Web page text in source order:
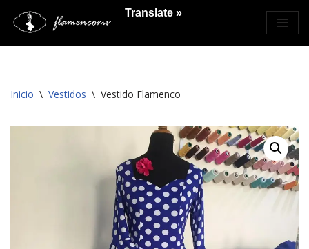
Saltar
Inicio \ Vestidos \ Vestido Flamenco
Translate »